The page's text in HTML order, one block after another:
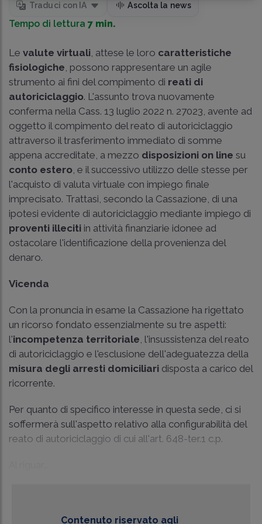
Traduci con IA Ascolta la news
Tempo di lettura 7 min.
Le valute virtuali , attese le loro caratteristiche
fisiologiche , possono rappresentare un agile
strumento ai fini del compimento di reati di
autoriciclaggio. L'assunto trova nuovamente
conferma nella Cass. 13 luglio 2022 n. 27023, avente ad
oggetto il compimento del reato di autoriciclaggio
attraverso il trasferimento immediato di somme
appena accreditate, a mezzo disposizioni on line su
conto estero , e il successivo utilizzo delle stesse per
l'acquisto di valuta virtuale con impiego finale
imprecisato. Trattasi, secondo la Cassazione, di una
ipotesi evidente di autoriciclaggio mediante impiego di
proventi illeciti in attività finanziarie idonee ad
ostacolare l'identificazione della provenienza del
denaro.
Vicenda
Con la pronuncia in esame la Cassazione ha rigettato
un ricorso fondato essenzialmente su tre aspetti:
l'incompetenza territoriale , l'insussistenza del reato
di autoriciclaggio e l'esclusione dell'adeguatezza della
misura degli arresti domiciliari disposta a carico del
ricorrente.
Per quanto di specifico interesse in questa sede, ci si
soffermerà sull'aspetto relativo alla configurabilità del
reato di autoriciclaggio di cui all'art. 648-ter.1 c.p.
Contenuto riservato agli